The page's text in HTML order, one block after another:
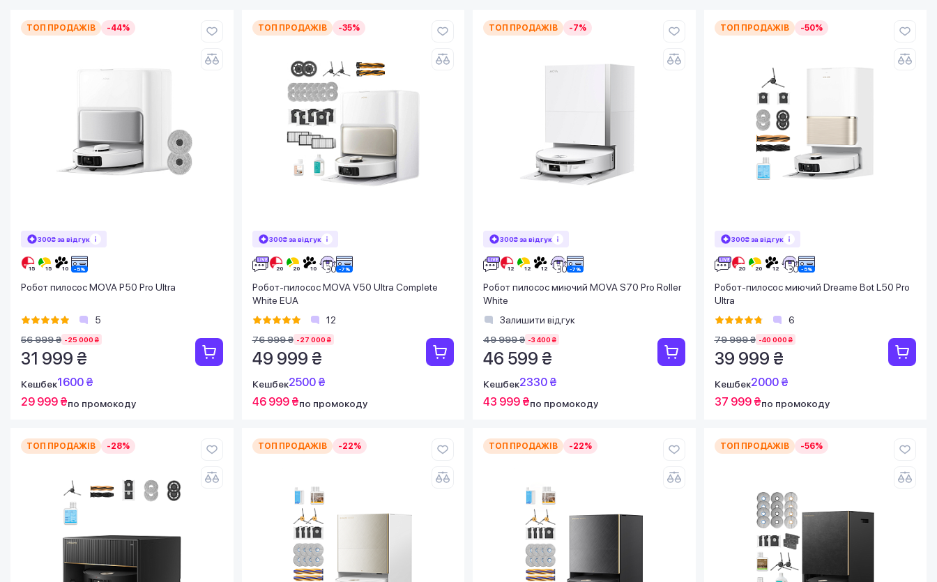
ТОП ПРОДАЖІВ -44%
300₴ за відгук
Робот пилосос MOVA P50 Pro Ultra
5
56 999 ₴ -25 000 ₴
31 999 ₴
Кешбек1600 ₴
29 999 ₴по промокоду
ТОП ПРОДАЖІВ -35%
300₴ за відгук
Робот-пилосос MOVA V50 Ultra Complete
White EUA
12
76 999 ₴ -27 000 ₴
49 999 ₴
Кешбек2500 ₴
46 999 ₴по промокоду
ТОП ПРОДАЖІВ -7%
300₴ за відгук
Робот пилосос миючий MOVA S70 Pro Roller
White
Залишити відгук
49 999 ₴ -3 400 ₴
46 599 ₴
Кешбек2330 ₴
43 999 ₴по промокоду
ТОП ПРОДАЖІВ -50%
300₴ за відгук
Робот-пилосос миючий Dreame Bot L50 Pro
Ultra
6
79 999 ₴ -40 000 ₴
39 999 ₴
Кешбек2000 ₴
37 999 ₴по промокоду
ТОП ПРОДАЖІВ -28% ТОП ПРОДАЖІВ -22% ТОП ПРОДАЖІВ -22% ТОП ПРОДАЖІВ -56%